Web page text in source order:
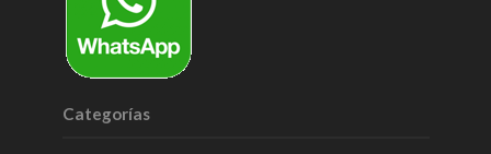
Categorías